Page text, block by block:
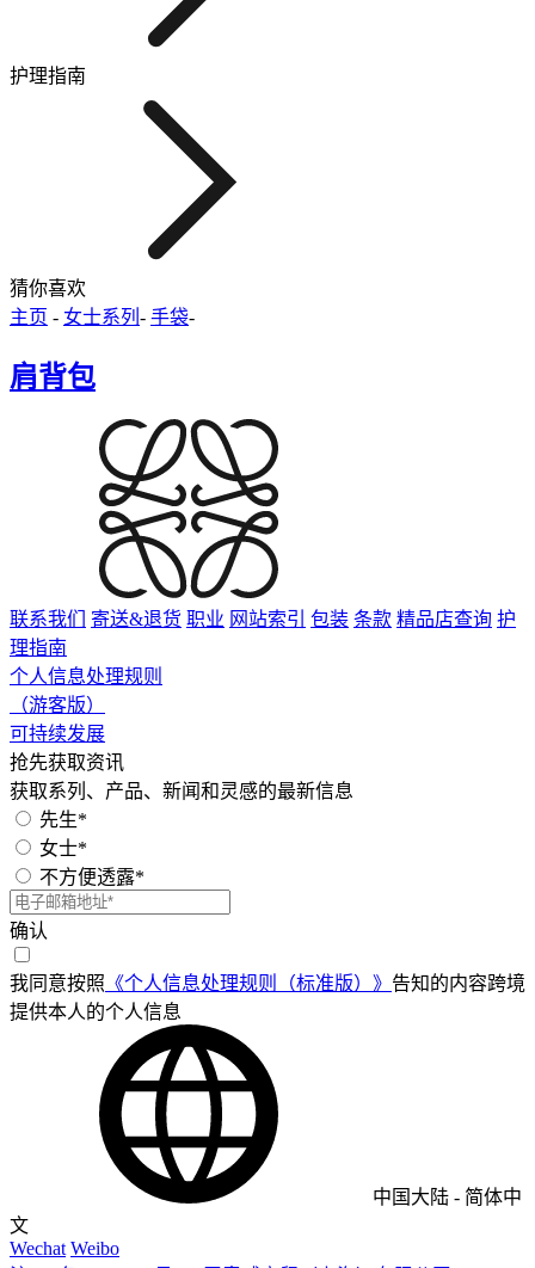
护理指南
猜你喜欢
主页 - 女士系列 - 手袋-
肩背包
联系我们 寄送&退货 职业 网站索引 包装 条款 精品店查询 护
理指南
个人信息处理规则
（游客版）
可持续发展
抢先获取资讯
获取系列、产品、新闻和灵感的最新信息
先生*
女士*
不方便透露*
确认
我同意按照 《个人信息处理规则（标准版）》 告知的内容跨境
提供本人的个人信息
中国大陆 - 简体中
文
Wechat Weibo